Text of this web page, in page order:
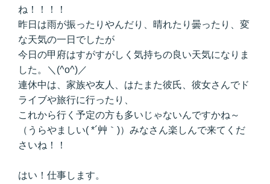
ね！！！！
昨日は雨が振ったりやんだり、晴れたり曇ったり、変
な天気の一日でしたが
今日の甲府はすがすがしく気持ちの良い天気になりま
した。＼(^o^)／
連休中は、家族や友人、はたまた彼氏、彼女さんでド
ライブや旅行に行ったり、
これから行く予定の方も多いじゃないんですかね～
（うらやましい( *´艸｀)）みなさん楽しんで来てくだ
さいね！！
はい！仕事します。